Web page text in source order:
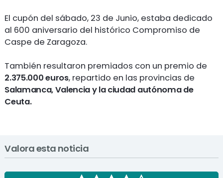
El cupón del sábado, 23 de Junio, estaba dedicado
al 600 aniversario del histórico Compromiso de
Caspe de Zaragoza.
También resultaron premiados con un premio de
2.375.000euros, repartido en las provincias de
Salamanca, Valencia y la ciudad autónoma de
Ceuta.
Valora esta noticia